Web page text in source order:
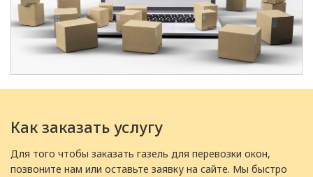
Как заказать услугу
Для того чтобы заказать газель для перевозки окон,
позвоните нам или оставьте заявку на сайте. Мы быстро